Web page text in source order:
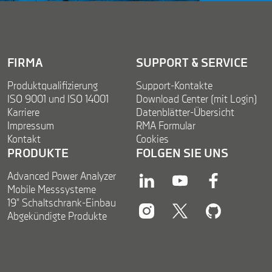
FIRMA
Produktqualifizierung
ISO 9001 und ISO 14001
Karriere
Impressum
Kontakt
SUPPORT & SERVICE
Support-Kontakte
Download Center (mit Login)
Datenblätter-Übersicht
RMA Formular
Cookies
PRODUKTE
Advanced Power Analyzer
Mobile Messsysteme
19” Schaltschrank-Einbau
Abgekündigte Produkte
FOLGEN SIE UNS
linkedinyoutubefacebook
instagramtwitter twitter